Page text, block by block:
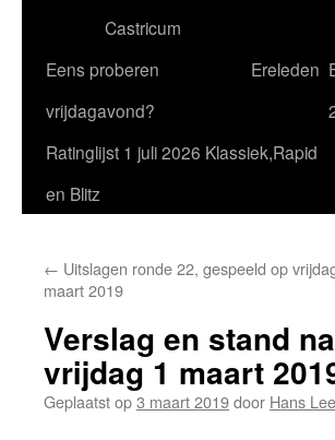
Castricum
Eens proberen
vrijdagavond?
Ereleden
Ratinglijst 1 juli 2026 Klassiek,Rapid
en Blitz
← Uitslagen ronde 22, gespeeld op
maart 2019
Verslag en stand
vrijdag 1 maart
Geplaatst op3 maart 2019door Hans